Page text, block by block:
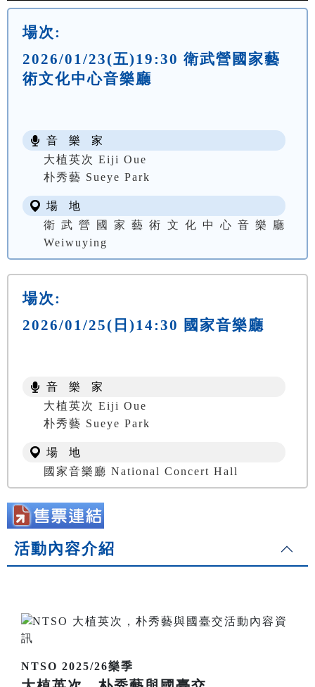
場次:
2026/01/23(五)19:30 衛武營國家藝
術文化中心音樂廳
音 樂 家
大植英次 Eiji Oue
朴秀藝 Sueye Park
場 地
衛武營國家藝術文化中心音樂廳
Weiwuying
場次:
2026/01/25(日)14:30 國家音樂廳
音 樂 家
大植英次 Eiji Oue
朴秀藝 Sueye Park
場 地
國家音樂廳 National Concert Hall
活動內容介紹
NTSO 2025/26樂季